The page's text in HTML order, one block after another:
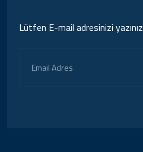
Lütfen E-mail adresinizi yazınız